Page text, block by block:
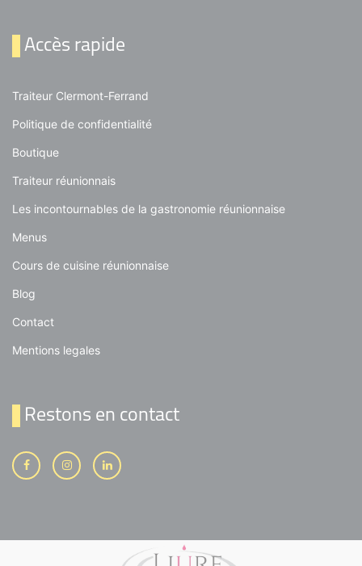
Accès rapide
Traiteur Clermont-Ferrand
Politique de confidentialité
Boutique
Traiteur réunionnais
Les incontournables de la gastronomie réunionnaise
Menus
Cours de cuisine réunionnaise
Blog
Contact
Mentions legales
Restons en contact